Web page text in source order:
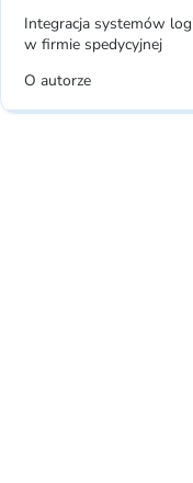
Integracja systemów
w firmie spedycyjnej
O autorze